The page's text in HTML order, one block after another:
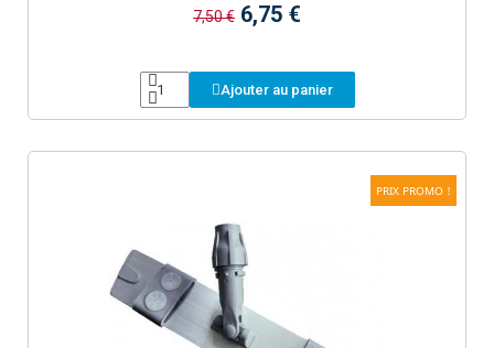
7,50 € 6,75 €
Ajouter au panier
PRIX PROMO !